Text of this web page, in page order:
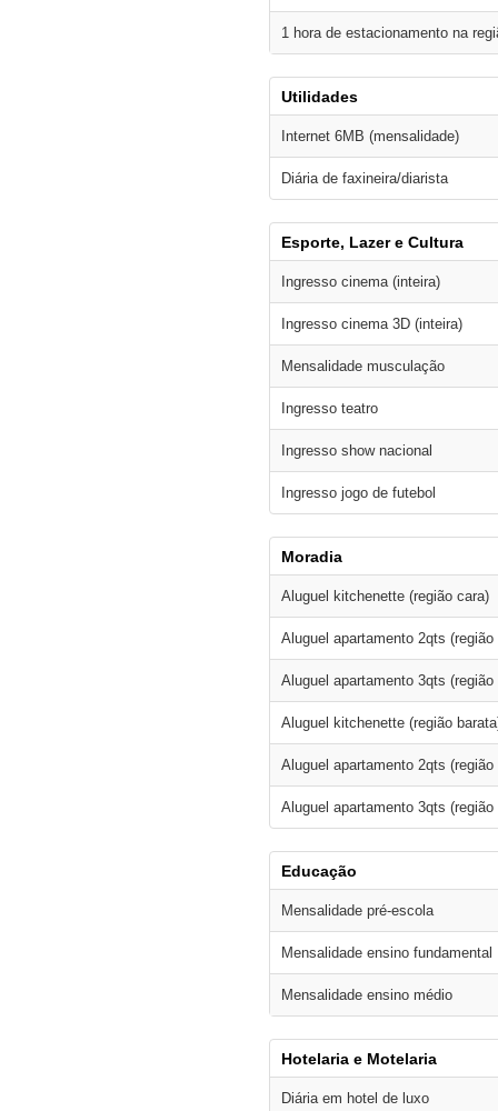
1 hora de estacionamento na
Utilidades
Internet 6MB (mensalidade)
Diária de faxineira/diarista
Esporte, Lazer e Cultura
Ingresso cinema (inteira)
Ingresso cinema 3D (inteira)
Mensalidade musculação
Ingresso teatro
Ingresso show nacional
Ingresso jogo de futebol
Moradia
Aluguel kitchenette (região cara)
Aluguel apartamento 2qts (região
Aluguel apartamento 3qts (região
Aluguel kitchenette (região
Aluguel apartamento 2qts (região
Aluguel apartamento 3qts (região
Educação
Mensalidade pré-escola
Mensalidade ensino fundamental
Mensalidade ensino médio
Hotelaria e Motelaria
Diária em hotel de luxo